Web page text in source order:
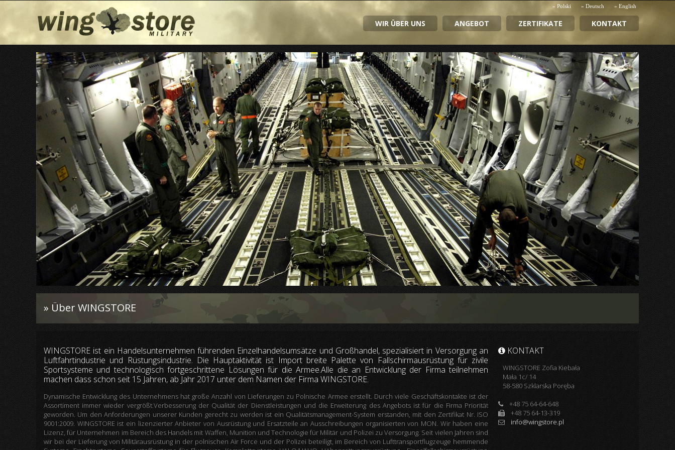
» English
» Deutsch
» Polski
KONTAKT
ZERTIFIKATE
ANGEBOT
WIR ÜBER UNS
» Über WINGSTORE
WINGSTORE ist ein Handelsunternehmen führenden Einzelhandelsumsätze und Großhandel, spezialisiert in Versorgung an
Luftfahrtindustrie und Rüstungsindustrie. Die Hauptaktivität ist Import breite Palette von Fallschirmausrüstung für zivile
Sportsysteme und technologisch fortgeschrittene Lösungen für die Armee.Alle die an Entwicklung der Firma teilnehmen
machen dass schon seit 15 Jahren, ab Jahr 2017 unter dem Namen der Firma WINGSTORE.
Dynamische Entwicklung des Unternehmens hat große Anzahl von Lieferungen zu Polnische Armee erstellt. Durch viele Geschäftskontakte ist der
Assortiment immer wieder vergrößt.Verbesserung der Qualität der Dienstleistungen und die Erweiterung des Angebots ist für die Firma Priorität
geworden. Um den Anforderungen unserer Kunden gerecht zu werden ist ein Qualitätsmanagement-System erstanden, mit den Zertifikat Nr. ISO
9001:2009. WINGSTORE ist ein lizenzierter Anbieter von Ausrüstung und Ersatzteile an Ausschreibungen organisierten von MON. Wir haben eine
Lizenz, für Unternehmen im Bereich des Handels mit Waffen, Munition und Technologie für Militär und Polizei zu Versorgung. Seit vielen Jahren sind
wir bei der Lieferung von Militärausrüstung in der polnischen Air Force und der Polizei beteiligt, im Bereich von Lufttransportflugzeuge hemmende
KONTAKT
WINGSTORE Zofia Kiebała
Mała 1c/ 14
58-580 Szklarska Poręba
+48 75 64-64-648
+48 75 64-13-319
info@wingstore.pl